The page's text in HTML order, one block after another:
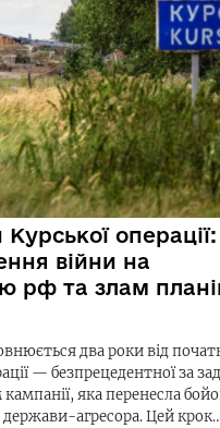
операції:
війни на
рф та злам
два роки від
— безпрецедентної за
яка перенесла
агресора. Цей